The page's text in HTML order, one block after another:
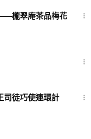
櫳翠庵茶品梅花
司徒巧使連環計